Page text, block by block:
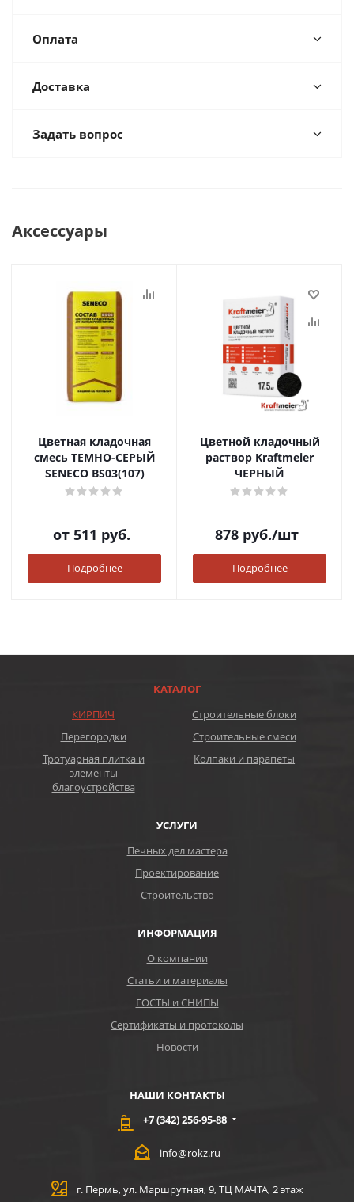
Оплата
Доставка
Задать вопрос
Аксессуары
Цветная кладочная
смесь ТЕМНО-СЕРЫЙ
SENECO BS03(107)
от 511 руб.
Подробнее
Цветной кладочный
раствор Kraftmeier
ЧЕРНЫЙ
878 руб./шт
Подробнее
КАТАЛОГ
КИРПИЧ
Строительные блоки
Перегородки
Строительные смеси
Тротуарная плитка и
элементы
благоустройства
Колпаки и парапеты
УСЛУГИ
Печных дел мастера
Проектирование
Строительство
ИНФОРМАЦИЯ
О компании
Статьи и материалы
ГОСТЫ и СНИПЫ
Сертификаты и протоколы
Новости
НАШИ КОНТАКТЫ
+7 (342) 256-95-88
info@rokz.ru
г. Пермь, ул. Маршрутная, 9, ТЦ МАЧТА, 2 этаж